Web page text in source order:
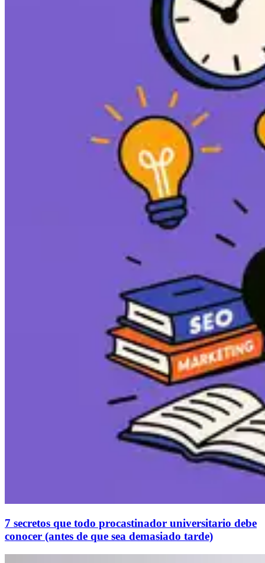
7 secretos que todo procastinador universitario debe
conocer (antes de que sea demasiado tarde)